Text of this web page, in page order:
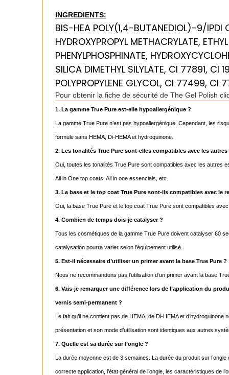
INGREDIENTS:
BIS-HEA POLY(1,4-BUTANEDIOL)-9/IPDI
HYDROXYPROPYL METHACRYLATE,
PHENYLPHOSPHINATE,
SILICA DIMETHYL SILYLATE, CI 77891, CI
POLYPROPYLENE GLYCOL, CI 77499, CI
Pour obtenir la fiche de sécurité de The Gel Polish
1. La gamme True Pure est-elle hypoallergénique ?
La gamme True Pure n’est pas hypoallergénique. Cependant, les
formule sans HEMA, Di-HEMA et hydroquinone.
2. Les tonalités True Pure sont-elles compatibles avec les
Oui, toutes les tonalités True Pure sont compatibles avec les autres
All in One top coats, All in one essencials, etc.
3. La base et le top coat True Pure sont-ils compatibles avec le
Oui, la base True Pure et le top coat True Pure sont compatibles
4. Combien de temps dois-je catalyser ?
Tous les cosmétiques de la gamme True Pure doivent catalyser 60
catalysation pourra varier selon l’équipement utilisé.
5. Est-il nécessaire d’utiliser un primer avant la base True Pure ?
Nous ne recommandons pas l’utilisation d’un primer avant la base
6. Vais-je remarquer une différence lors de l’application du
vernis semi-permanent ?
Le fait qu’il ne contient pas de HEMA, de Di-HEMA et d’hydroquinone
présentation et son mode d’utilisation sont identiques aux autres
7. Quelle est sa durée sur l’ongle ?
La durée moyenne est de 3 semaines. La durée du produit sur
correcte application, l’état général de l’ongle, les caractéristiques de